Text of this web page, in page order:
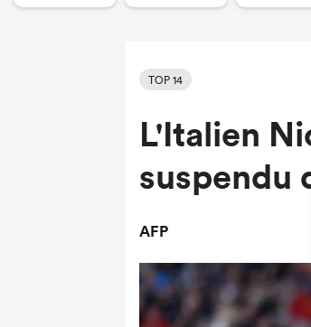
TOP 14
L'Italien
suspendu
AFP